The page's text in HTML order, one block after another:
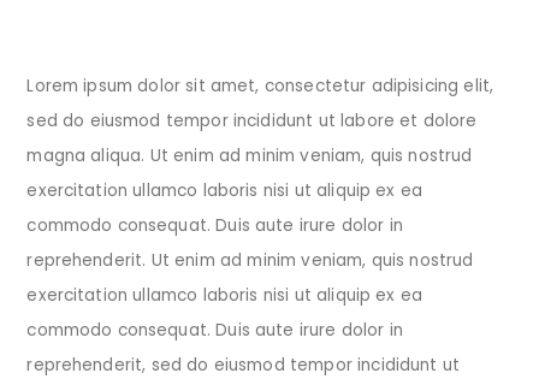
Lorem ipsum dolor sit amet, consectetur adipisicing elit,
sed do eiusmod tempor incididunt ut labore et dolore
magna aliqua. Ut enim ad minim veniam, quis nostrud
exercitation ullamco laboris nisi ut aliquip ex ea
commodo consequat. Duis aute irure dolor in
reprehenderit. Ut enim ad minim veniam, quis nostrud
exercitation ullamco laboris nisi ut aliquip ex ea
commodo consequat. Duis aute irure dolor in
reprehenderit, sed do eiusmod tempor incididunt ut